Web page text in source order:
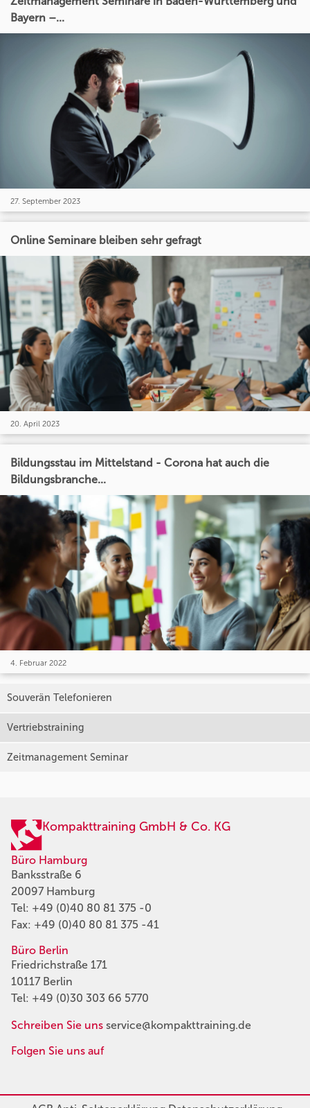
Bayern –...
27. September 2023
Online Seminare bleiben sehr gefragt
20. April 2023
Bildungsstau im Mittelstand - Corona hat auch die
Bildungsbranche...
4. Februar 2022
Souverän Telefonieren
Vertriebstraining
Zeitmanagement Seminar
Kompakttraining GmbH & Co. KG
Büro Hamburg
Banksstraße 6
20097 Hamburg
Tel: +49 (0)40 80 81 375 -0
Fax: +49 (0)40 80 81 375 -41
Büro Berlin
Friedrichstraße 171
10117 Berlin
Tel: +49 (0)30 303 66 5770
Schreiben Sie uns service@kompakttraining.de
Folgen Sie uns auf